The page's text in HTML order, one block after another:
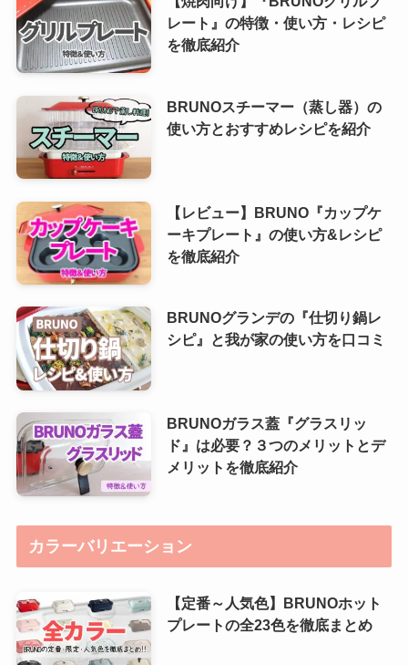
レート』の特徴・使い方・レシピ
を徹底紹介
BRUNOスチーマー（蒸し器）の
使い方とおすすめレシピを紹介
【レビュー】BRUNO『カップケ
ーキプレート』の使い方&レシピ
を徹底紹介
BRUNOグランデの『仕切り鍋レ
シピ』と我が家の使い方を口コミ
BRUNOガラス蓋『グラスリッ
ド』は必要？３つのメリットとデ
メリットを徹底紹介
カラーバリエーション
【定番～人気色】BRUNOホット
プレートの全23色を徹底まとめ